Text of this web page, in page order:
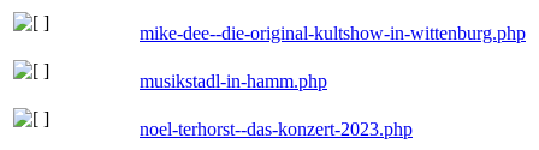
mike-dee--die-original-kultshow-in-wittenburg.php
musikstadl-in-hamm.php
noel-terhorst--das-konzert-2023.php